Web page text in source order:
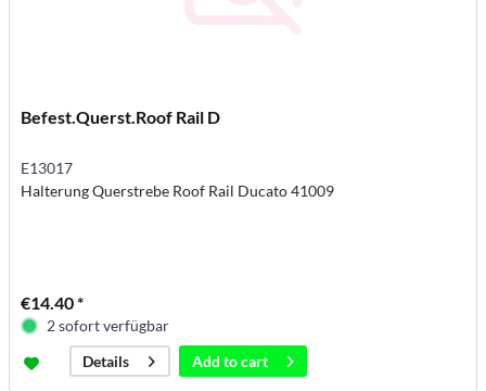
Befest.Querst.Roof Rail D
E13017
Halterung Querstrebe Roof Rail Ducato 41009
€14.40 *
2 sofort verfügbar
Details
Add tocart